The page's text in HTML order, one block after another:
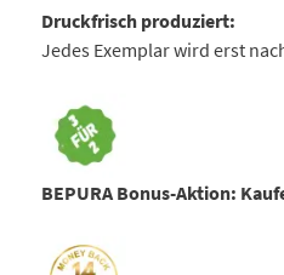
Druckfrisch produziert:
Jedes Exemplar wird erst
BEPURA Bonus-Aktion: